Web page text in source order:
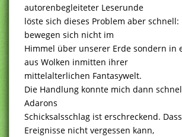
autorenbegleiteter Leserunde
löste sich dieses Problem aber schnell:
bewegen sich nicht im
Himmel über unserer Erde sondern in
aus Wolken inmitten ihrer
mittelalterlichen Fantasywelt.
Die Handlung konnte mich dann
Adarons
Schicksalsschlag ist erschreckend.
Ereignisse nicht vergessen kann,